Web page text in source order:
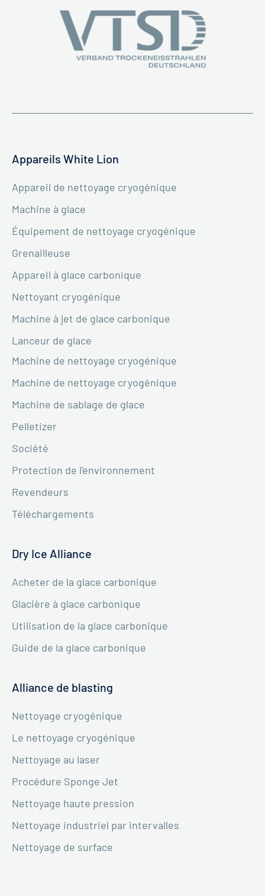
Appareils White Lion
Appareil de nettoyage cryogénique
Machine à glace
Équipement de nettoyage cryogénique
Grenailleuse
Appareil à glace carbonique
Nettoyant cryogénique
Machine à jet de glace carbonique
Lanceur de glace
Machine de nettoyage cryogénique
Machine de nettoyage cryogénique
Machine de sablage de glace
Pelletizer
Société
Protection de l'environnement
Revendeurs
Téléchargements
Dry Ice Alliance
Acheter de la glace carbonique
Glacière à glace carbonique
Utilisation de la glace carbonique
Guide de la glace carbonique
Alliance de blasting
Nettoyage cryogénique
Le nettoyage cryogénique
Nettoyage au laser
Procédure Sponge Jet
Nettoyage haute pression
Nettoyage industriel par intervalles
Nettoyage de surface